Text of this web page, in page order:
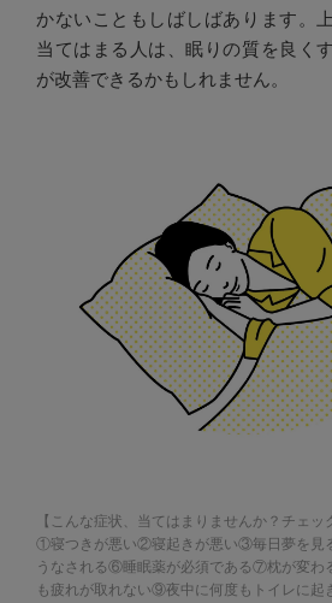
かないこともしばしばあります。
当てはまる人は、眠りの質を良く
が改善できるかもしれません。
【こんな症状、当てはまりませんか？チェッ
①寝つきが悪い②寝起きが悪い③毎日夢を見
うなされる⑥睡眠薬が必須である⑦枕が変わ
も疲れが取れない⑨夜中に何度もトイレに